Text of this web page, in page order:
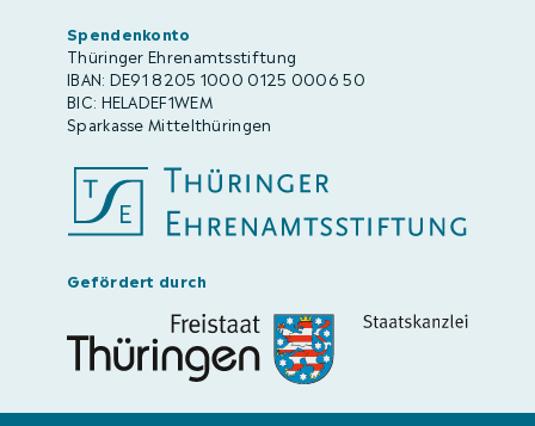
Spendenkonto
Thüringer Ehrenamtsstiftung
IBAN: DE91 8205 1000 0125 0006 50
BIC: HELADEF1WEM
Sparkasse Mittelthüringen
Gefördert durch